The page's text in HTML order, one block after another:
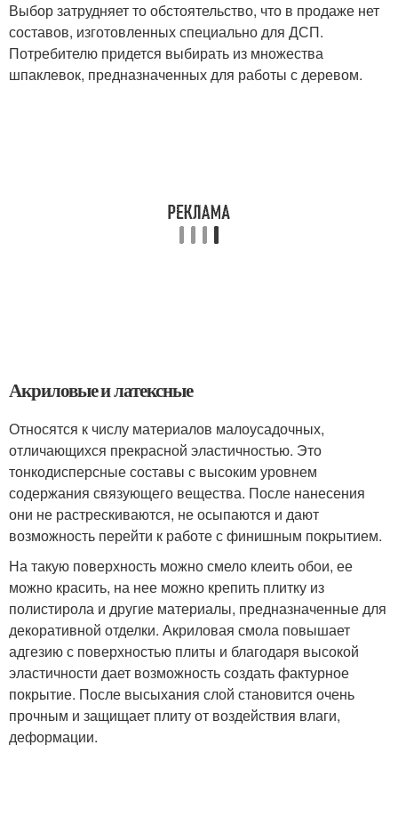
Выбор затрудняет то обстоятельство, что в продаже нет
составов, изготовленных специально для ДСП.
Потребителю придется выбирать из множества
шпаклевок, предназначенных для работы с деревом.
Акриловые и латексные
Относятся к числу материалов малоусадочных,
отличающихся прекрасной эластичностью. Это
тонкодисперсные составы с высоким уровнем
содержания связующего вещества. После нанесения
они не растрескиваются, не осыпаются и дают
возможность перейти к работе с финишным покрытием.
На такую поверхность можно смело клеить обои, ее
можно красить, на нее можно крепить плитку из
полистирола и другие материалы, предназначенные для
декоративной отделки. Акриловая смола повышает
адгезию с поверхностью плиты и благодаря высокой
эластичности дает возможность создать фактурное
покрытие. После высыхания слой становится очень
прочным и защищает плиту от воздействия влаги,
деформации.